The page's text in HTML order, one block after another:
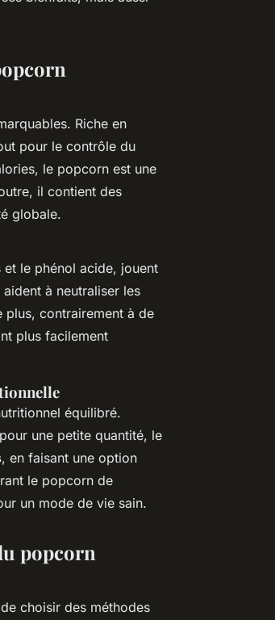
Riche en
pour le contrôle du
le popcorn est une
il contient des
globale.
le phénol acide, jouent
à neutraliser les
plus, contrairement à de
plus facilement
équilibré.
une petite quantité, le
, en faisant une option
le popcorn de
un mode de vie sain.
popcorn
choisir des méthodes